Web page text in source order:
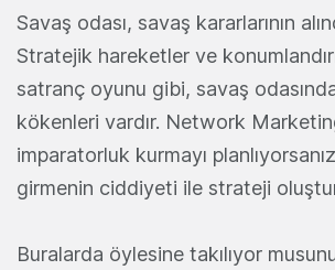
Savaş odası, savaş kararlarının
Stratejik hareketler ve
satranç oyunu gibi, savaş
kökenleri vardır. Network
imparatorluk kurmayı
girmenin ciddiyeti ile strateji
Buralarda öylesine takılıyor